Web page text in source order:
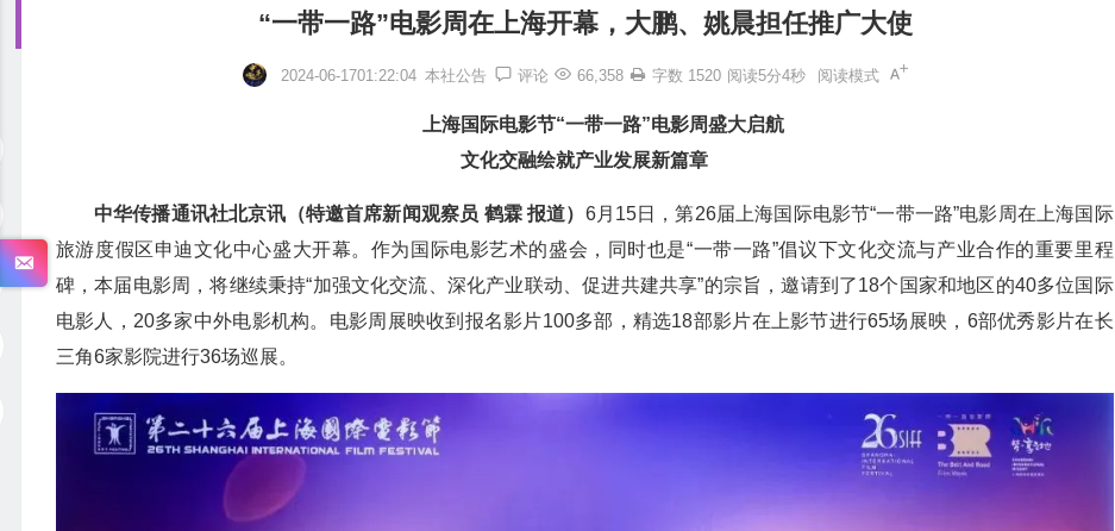
“一带一路”电影周在上海开幕，大鹏、姚晨担任推广大使
2024-06-1701:22:04 本社公告 评论 66,358 字数 1520 阅读5分4秒 阅读模式
上海国际电影节“一带一路”电影周盛大启航
文化交融绘就产业发展新篇章
中华传播通讯社北京讯（特邀首席新闻观察员 鹤霖 报道） 6月15日，第26届上海国际电影节“一带一路”电影周在上海国际
旅游度假区申迪文化中心盛大开幕。作为国际电影艺术的盛会，同时也是“一带一路”倡议下文化交流与产业合作的重要里程
碑，本届电影周，将继续秉持“加强文化交流、深化产业联动、促进共建共享”的宗旨，邀请到了18个国家和地区的40多位国际
电影人，20多家中外电影机构。电影周展映收到报名影片100多部，精选18部影片在上影节进行65场展映，6部优秀影片在长
三角6家影院进行36场巡展。